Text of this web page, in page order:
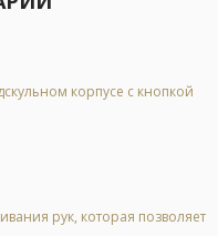
корпусе с кнопкой
рук, которая позволяет